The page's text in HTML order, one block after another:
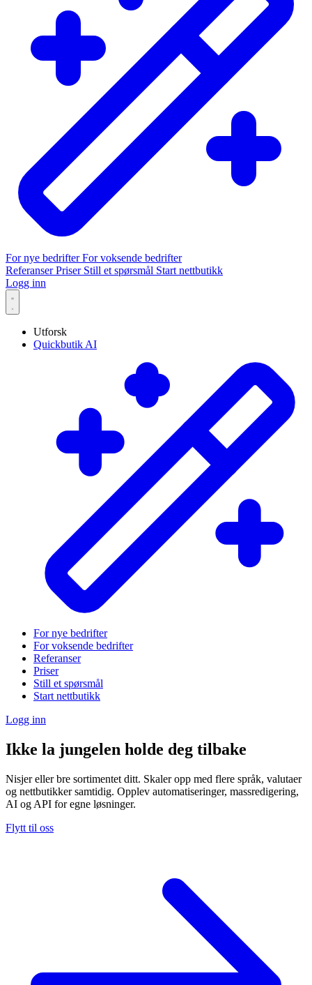
For nye bedrifterFor voksende bedrifter
ReferanserPriser Still et spørsmål Start nettbutikk
Logg inn
Utforsk
Quickbutik AI
For nye bedrifter
For voksende bedrifter
Referanser
Priser
Still et spørsmål
Start nettbutikk
Logg inn
Ikke la jungelen holde deg tilbake
Nisjer eller bre sortimentet ditt. Skaler opp med flere språk, valutaer
og nettbutikker samtidig. Opplev automatiseringer, massredigering,
AI og API for egne løsninger.
Flytt til oss